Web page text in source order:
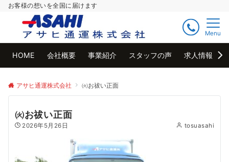
お客様の想いを全国に届けます
Menu
HOME 会社概要 事業紹介 スタッフの声 求人情報
アサヒ通運株式会社 ㈫お祓い正面
㈫お祓い正面
2026年5月26日 tosuasahi